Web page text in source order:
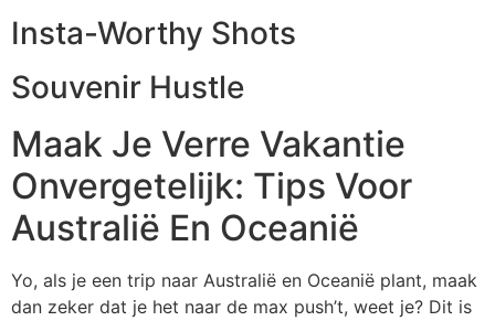
Insta-Worthy Shots
Souvenir Hustle
Maak Je Verre Vakantie
Onvergetelijk: Tips Voor
Australië En Oceanië
Yo, als je een trip naar Australië en Oceanië plant, maak
dan zeker dat je het naar de max push’t, weet je? Dit is